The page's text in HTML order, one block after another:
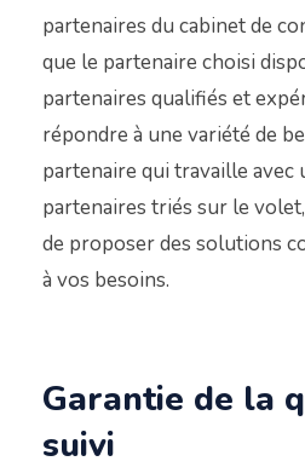
partenaires du cabinet de
que le partenaire choisi
partenaires qualifiés et
répondre à une variété de
partenaire qui travaille avec
partenaires triés sur le
de proposer des solutions
à vos besoins.
Garantie de la
suivi